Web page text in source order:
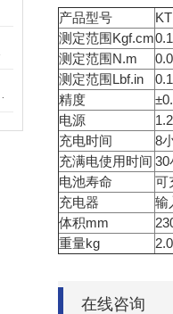
产品型号
测定范围Kgf.cm
测定范围N.m
测定范围Lbf.in
精度
电源
充电时间
8
充满电使用时间 30
电池寿命
可
充电器
输
体积mm
重量kg
2.0
在线咨询